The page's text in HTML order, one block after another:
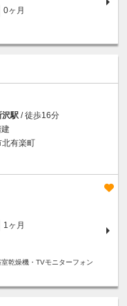
0ヶ月
沢駅 / 徒歩16分
北有楽町
1ヶ月
乾燥機・TVモニターフォン